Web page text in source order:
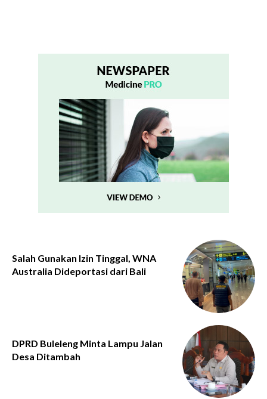
Salah Gunakan Izin Tinggal, WNA
Australia Dideportasi dari Bali
DPRD Buleleng Minta Lampu Jalan
Desa Ditambah